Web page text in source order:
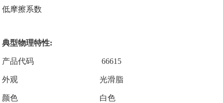
低摩擦系数
典型物理特性:
产品代码 66615
外观 光滑脂
颜色 白色